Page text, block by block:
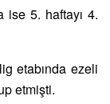
5. haftayı 4.
etabında ezeli
etmişti.